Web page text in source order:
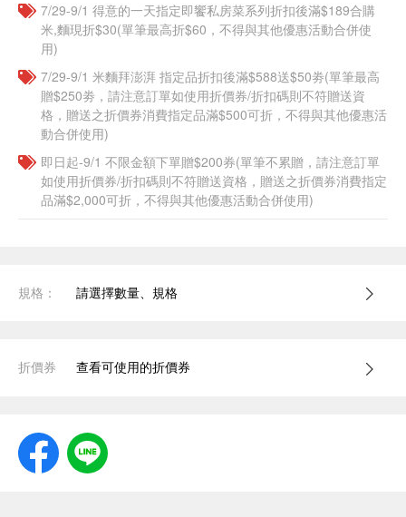
7/29-9/1 得意的一天指定即饗私房菜系列折扣後滿$189合購
米,麵現折$30(單筆最高折$60，不得與其他優惠活動合併使
用)
7/29-9/1 米麵拜澎湃 指定品折扣後滿$588送$50劵(單筆最高
贈$250劵，請注意訂單如使用折價券/折扣碼則不符贈送資
格，贈送之折價券消費指定品滿$500可折，不得與其他優惠活
動合併使用)
即日起-9/1 不限金額下單贈$200券(單筆不累贈，請注意訂單
如使用折價券/折扣碼則不符贈送資格，贈送之折價券消費指定
品滿$2,000可折，不得與其他優惠活動合併使用)
規格： 請選擇數量、規格
折價券 查看可使用的折價券